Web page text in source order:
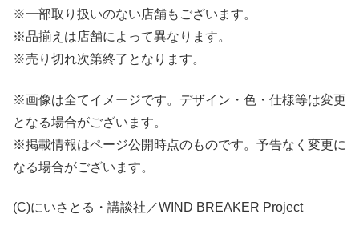
※一部取り扱いのない店舗もございます。
※品揃えは店舗によって異なります。
※売り切れ次第終了となります。
※画像は全てイメージです。デザイン・色・仕様等は変更
となる場合がございます。
※掲載情報はページ公開時点のものです。予告なく変更に
なる場合がございます。
(C)にいさとる・講談社／WIND BREAKER Project